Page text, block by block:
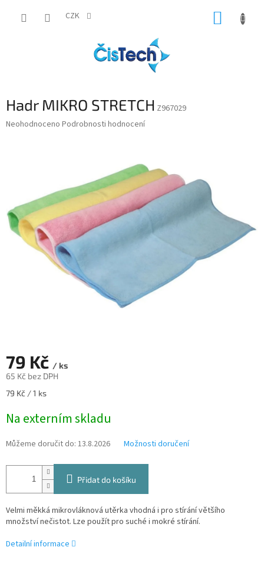
CZK
Hadr MIKRO STRETCH Z967029
Průměrné
hvězdiček.
Neohodnoceno Podrobnosti hodnocení
79 Kč / ks
65 Kč bez DPH
Měrná
79 Kč / 1 ks
Na externím skladu
Můžeme doručit do: 13.8.2026 Možnosti doručení
Přidat do košíku
Velmi měkká mikrovláknová utěrka vhodná i pro stírání většího
množství nečistot. Lze použít pro suché i mokré stírání.
Detailní informace